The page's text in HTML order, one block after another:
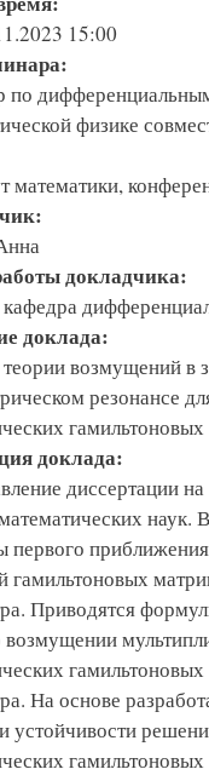
15:00
по
физике
математики,
докладчика:
доклада:
возмущений в
резонансе
доклада:
диссертации
наук.
первого
гамильтоновых
Приводятся
возмущении
На основе
устойчивости